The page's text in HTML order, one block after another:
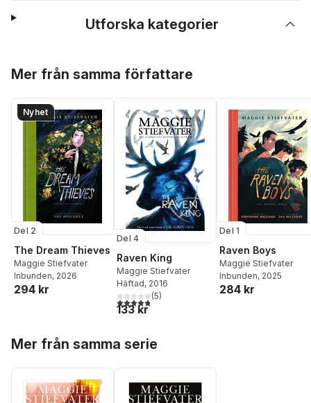
Utforska kategorier
Mer från samma författare
Nyhet
Del 2
The Dream Thieves
Maggie Stiefvater
Inbunden, 2026
294 kr
Del 4
Raven King
Maggie Stiefvater
Häftad, 2016
4,8utav 5 stjärnor. Totalt antal röster:
(5)
133 kr
Del 1
Raven Boys
Maggie Stiefvater
Inbunden, 2025
284 kr
Mer från samma serie